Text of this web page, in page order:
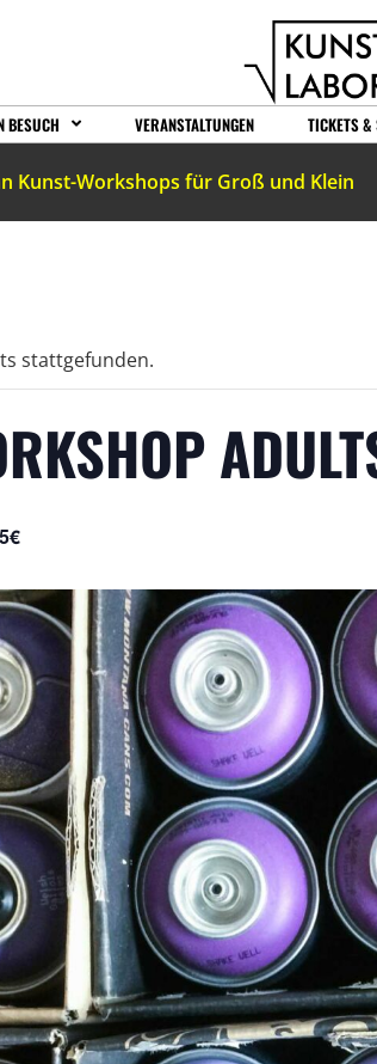
BESUCH VERANSTALTUNGEN TICKETS &
Kunst-Workshops für Groß und Klein
stattgefunden.